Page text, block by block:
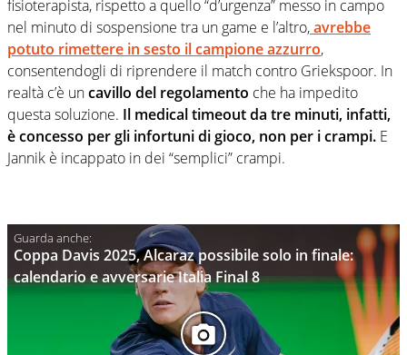
fisioterapista, rispetto a quello “d’urgenza” messo in campo
nel minuto di sospensione tra un game e l’altro,avrebbe
potuto rimettere in sesto il campione azzurro,
consentendogli di riprendere il match contro Griekspoor. In
realtà c’è uncavillo del regolamento che ha impedito
questa soluzione. Il medical timeout da tre minuti, infatti,
è concesso per gli infortuni di gioco, non per i crampi. E
Jannik è incappato in dei “semplici” crampi.
Coppa Davis 2025, Alcaraz possibile solo in finale:
calendario e avversarie Italia Final 8